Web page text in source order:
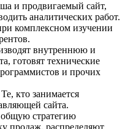
и продвигаемый сайт,
аналитических работ.
комплексном изучении
внутреннюю и
готовят технические
и прочих
кто занимается
сайта.
стратегию